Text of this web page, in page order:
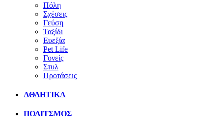
Πόλη
Σχέσεις
Γεύση
Ταξίδι
Ευεξία
Pet Life
Γονείς
Στυλ
Προτάσεις
ΑΘΛΗΤΙΚΑ
ΠΟΛΙΤΣΜΟΣ